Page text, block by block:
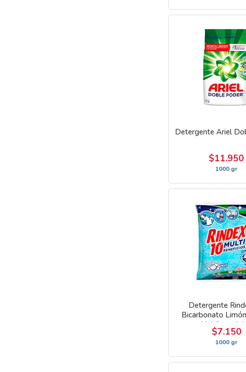
Detergente Ariel
$11.950
1000 gr
Detergente
Bicarbonato
$7.150
1000 gr